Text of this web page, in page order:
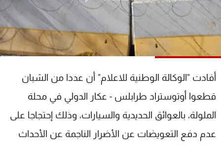
أفادت "الوكالة الوطنية للاعلام" أن عددا من الشبان
قطعوا أوتوستراد طرابلس - عكار الدولي في محلة
الملولة، بالعوائق الحديدية والسيارات، وذلك إحتجاجا على
عدم دفع التعويضات عن الأضرار الناجمة عن الأحداث
جدول البرامج
شاهد البرامج
الترددات
عن MTV
الإنـتـاج
لاعلاناتكم
وظائف
تواصل معنا
شروط الإسـتخدام
سياسة الخصوصية